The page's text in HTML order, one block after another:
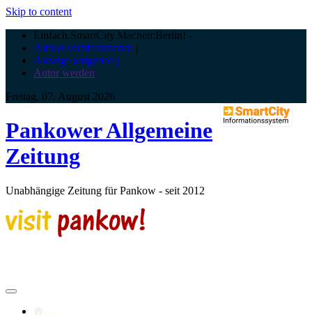
Skip to content
Einfach.SmartCity.Machen:Berlin! -
Artikel veröffentlichen |
Anzeige aufgeben |
Autor werden
Freitag, 07. August 2026
Pankower Allgemeine
Zeitung
Unabhängige Zeitung für Pankow - seit 2012